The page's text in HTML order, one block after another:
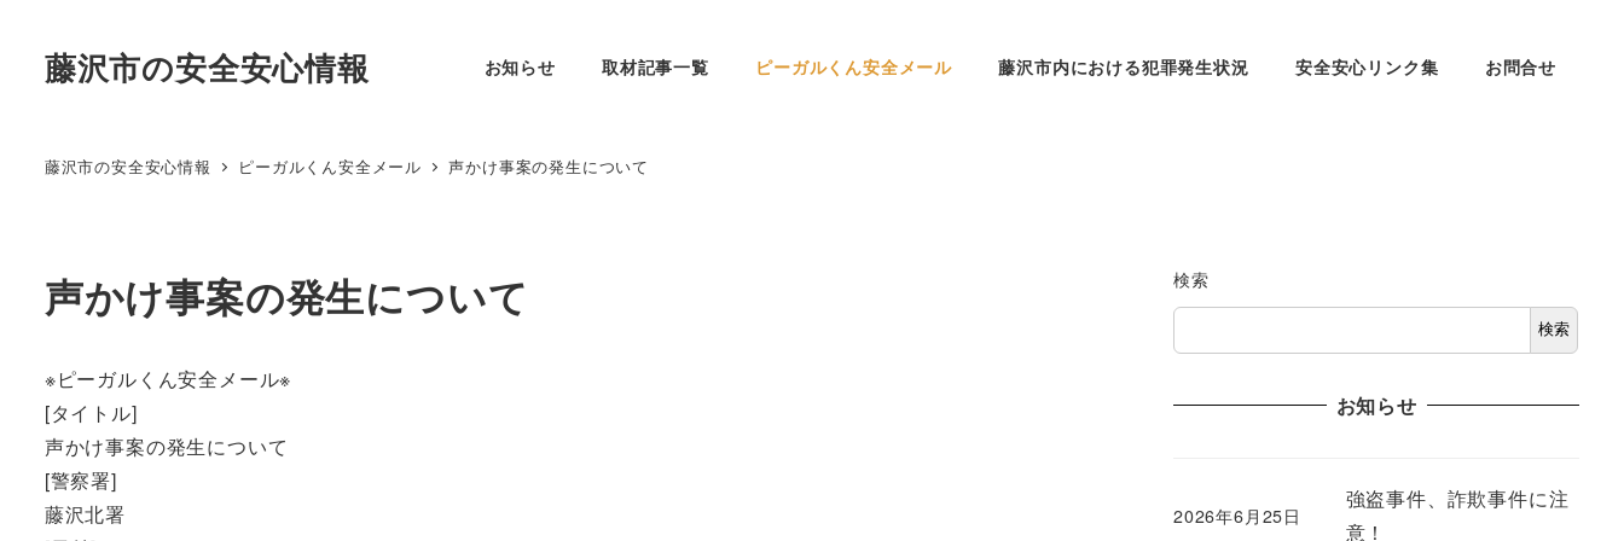
藤沢市の安全安心情報 お知らせ 取材記事一覧 ピーガルくん安全メール 藤沢市内における犯罪発生状況 安全安心リンク集 お問合せ
藤沢市の安全安心情報 ピーガルくん安全メール 声かけ事案の発生について
声かけ事案の発生について
※ピーガルくん安全メール※
[タイトル]
声かけ事案の発生について
[警察署]
藤沢北署
検索
検索
お知らせ
強盗事件、詐欺事件に注
意！
2026年6月25日